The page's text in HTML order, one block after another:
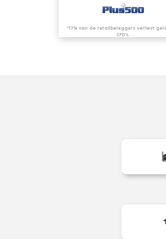
*77% van de retailbeleggers verliest
CFD’s.